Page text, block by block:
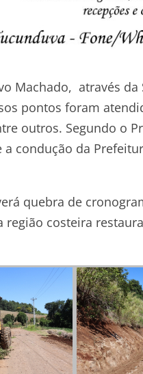
Machado, através
pontos foram
outros. Segundo o
condução da
quebra de
costeira